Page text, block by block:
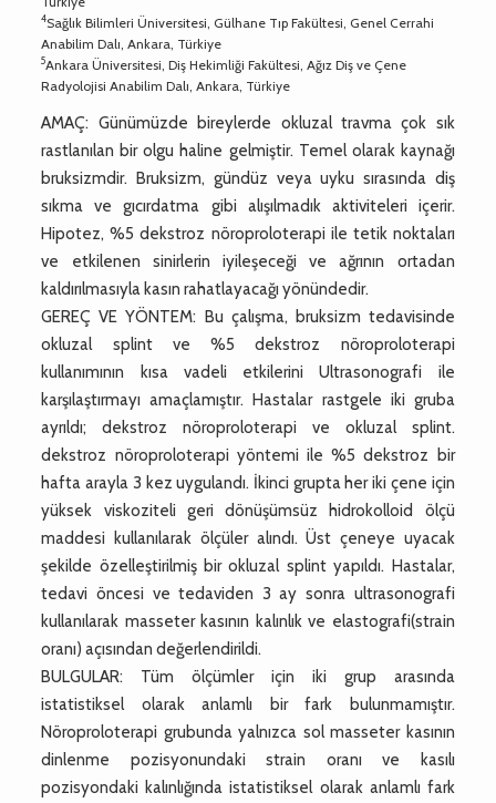
4Sağlık Bilimleri Üniversitesi, Gülhane Tıp Fakültesi, Genel Cerrahi
Anabilim Dalı, Ankara, Türkiye
5Ankara Üniversitesi, Diş Hekimliği Fakültesi, Ağız Diş ve Çene
Radyolojisi Anabilim Dalı, Ankara, Türkiye
AMAÇ: Günümüzde bireylerde okluzal travma çok sık
rastlanılan bir olgu haline gelmiştir. Temel olarak kaynağı
bruksizmdir. Bruksizm, gündüz veya uyku sırasında diş
sıkma ve gıcırdatma gibi alışılmadık aktiviteleri içerir.
Hipotez, %5 dekstroz nöroproloterapi ile tetik noktaları
ve etkilenen sinirlerin iyileşeceği ve ağrının ortadan
kaldırılmasıyla kasın rahatlayacağı yönündedir.
GEREÇ VE YÖNTEM: Bu çalışma, bruksizm tedavisinde
okluzal splint ve %5 dekstroz nöroproloterapi
kullanımının kısa vadeli etkilerini Ultrasonografi ile
karşılaştırmayı amaçlamıştır. Hastalar rastgele iki gruba
ayrıldı; dekstroz nöroproloterapi ve okluzal splint.
dekstroz nöroproloterapi yöntemi ile %5 dekstroz bir
hafta arayla 3 kez uygulandı. İkinci grupta her iki çene için
yüksek viskoziteli geri dönüşümsüz hidrokolloid ölçü
maddesi kullanılarak ölçüler alındı. Üst çeneye uyacak
şekilde özelleştirilmiş bir okluzal splint yapıldı. Hastalar,
tedavi öncesi ve tedaviden 3 ay sonra ultrasonografi
kullanılarak masseter kasının kalınlık ve elastografi(strain
oranı) açısından değerlendirildi.
BULGULAR: Tüm ölçümler için iki grup arasında
istatistiksel olarak anlamlı bir fark bulunmamıştır.
Nöroproloterapi grubunda yalnızca sol masseter kasının
dinlenme pozisyonundaki strain oranı ve kasılı
pozisyondaki kalınlığında istatistiksel olarak anlamlı fark